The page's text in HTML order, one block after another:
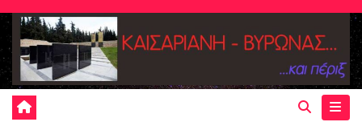
Skip
content